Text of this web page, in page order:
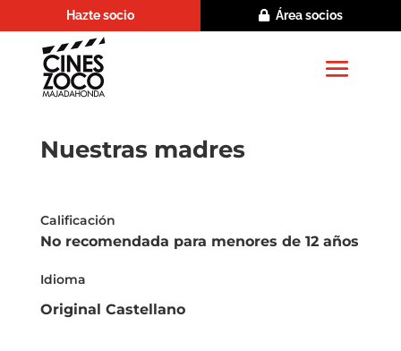
Hazte socio Área socios
Nuestras madres
Calificación
No recomendada para menores de 12 años
Idioma
Original Castellano